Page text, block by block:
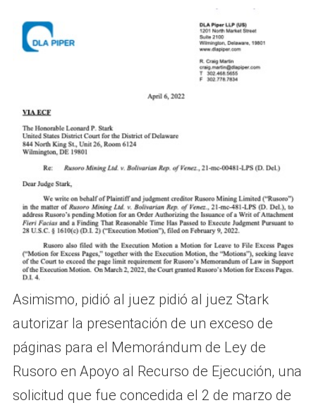
Asimismo, pidió al juez pidió al juez Stark
autorizar la presentación de un exceso de
páginas para el Memorándum de Ley de
Rusoro en Apoyo al Recurso de Ejecución, una
solicitud que fue concedida el 2 de marzo de